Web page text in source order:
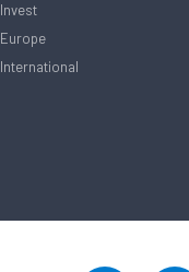
Invest
Europe
International